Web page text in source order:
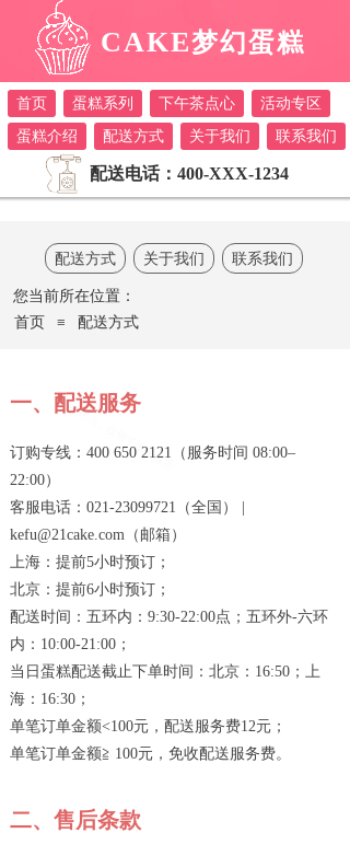
CAKE梦幻蛋糕
首页 蛋糕系列 下午茶点心
活动专区
蛋糕介绍
配送方式 关于我们 联系我们
配送电话：400-XXX-1234
您当前所在位置：
配送方式 关于我们 联系我们
首页 ≡ 配送方式
一、配送服务
订购专线：400 650 2121（服务时间 08:00–
22:00）
客服电话：021-23099721（全国） |
kefu@21cake.com（邮箱）
上海：提前5小时预订；
北京：提前6小时预订；
配送时间：五环内：9:30-22:00点；五环外-六环
内：10:00-21:00；
当日蛋糕配送截止下单时间：北京：16:50；上
海：16:30；
单笔订单金额<100元，配送服务费12元；
单笔订单金额≧ 100元，免收配送服务费。
二、售后条款